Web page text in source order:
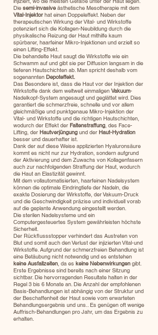
Die semi-invasive ästhetische Mesotherapie mit dem
Vital-Injektor hat einen Doppeleffekt. Neben der
therapeutischen Wirkung der Vital- und Wirkstoffe
potenziert sich die Kollagen-Neubildung durch die
physikalische Reizung der Haut mithilfe kaum
spürbarer, haarfeiner Mikro-Injektionen und erzielt so
einen Lifting-Effekt.
Die behandelte Haut saugt die Wirkstoffe wie ein
Schwamm auf und gibt sie per Diffusion langsam in die
tieferen Hautschichten ab. Man spricht deshalb vom
sogenannten Depoteffekt.
Das Besondere ist, dass die Haut vor der Injektion der
Wirkstoffe dank dem weltweit einmaligen Vakuum-
Nadelkopf-System angesaugt und geglättet wird. Dies
garantiert die schmerzfreie, schnelle und vor allem
gleichmäßige und punktgenaue Mikro-Injektion der
Vital- und Wirkstoffe und die richtigen Hautschichten,
wodurch der Effekt der Faltenstraffung, des Face-
Lifting, der Hautverjüngung und der Haut-Hydration
besser und dauerhafter ist.
Dank der auf diese Weise applizierten Hyaluronsäure
kommt es nicht nur zur Hydration, sondern aufgrund
der Aktivierung und dem Zuwachs von Kollagenfasern
auch zur nachfolgenden Straffung der Haut, wodurch
die Haut an Elastizität gewinnt.
Mit dem vollautomatisierten, haarfeinen Nadelsystem
können die optimale Eindringtiefe der Nadeln, die
exakte Dosierung der Wirkstoffe, der Vakuum-Druck
und die Geschwindigkeit präzise und individuell vorab
auf die geplante Anwendung eingestellt werden.
Die sterilen Nadelsysteme und ein
Computergesteuertes System gewährleisten höchste
Sicherheit.
Der Rückflussstopper verhindert das Austreten von
Blut und somit auch den Verlust der injizierten Vital-und
Wirkstoffe. Aufgrund der schmerzfreien Behandlung ist
eine Betäubung nicht notwendig und es entstehen
keine Ausfallzeiten, da es keine Nebenwirkungen gibt.
Erste Ergebnisse sind bereits nach einer Sitzung
sichtbar. Die hervorragenden Resultate halten in der
Regel 3 bis 6 Monate an. Die Anzahl der empfohlenen
Basis-Behandlungen ist abhängig von der Struktur und
der Beschaffenheit der Haut sowie vom erwarteten
Behandlungsergebnis und uns.. Es genügen oft wenige
Auffrisch-Behandlungen pro Jahr, um das Ergebnis zu
erhalten.